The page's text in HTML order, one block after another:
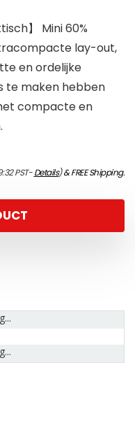
】 Mini 60%
lay-out,
en ordelijke
te maken hebben
compacte en
PST-Details)&FREE Shipping.